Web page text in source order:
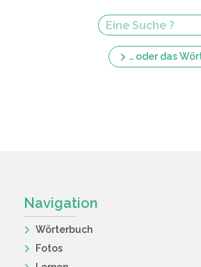
… oder das
Navigation
Wörterbuch
Fotos